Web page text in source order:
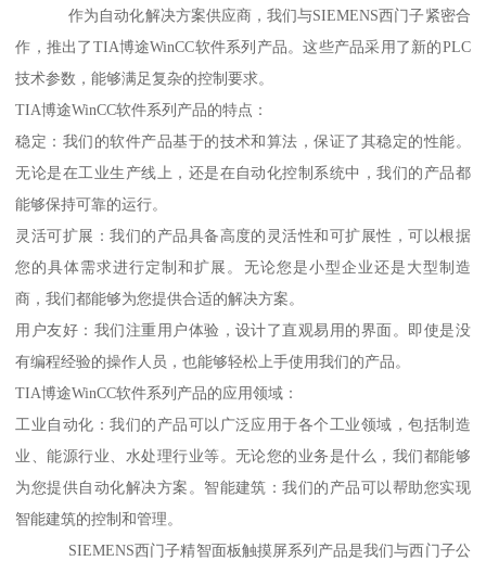
作为自动化解决方案供应商，我们与SIEMENS西门子紧密合
作，推出了TIA博途WinCC软件系列产品。这些产品采用了新的PLC
技术参数，能够满足复杂的控制要求。
TIA博途WinCC软件系列产品的特点：
稳定：我们的软件产品基于的技术和算法，保证了其稳定的性能。
无论是在工业生产线上，还是在自动化控制系统中，我们的产品都
能够保持可靠的运行。
灵活可扩展：我们的产品具备高度的灵活性和可扩展性，可以根据
您的具体需求进行定制和扩展。无论您是小型企业还是大型制造
商，我们都能够为您提供合适的解决方案。
用户友好：我们注重用户体验，设计了直观易用的界面。即使是没
有编程经验的操作人员，也能够轻松上手使用我们的产品。
TIA博途WinCC软件系列产品的应用领域：
工业自动化：我们的产品可以广泛应用于各个工业领域，包括制造
业、能源行业、水处理行业等。无论您的业务是什么，我们都能够
为您提供自动化解决方案。智能建筑：我们的产品可以帮助您实现
智能建筑的控制和管理。
SIEMENS西门子精智面板触摸屏系列产品是我们与西门子公